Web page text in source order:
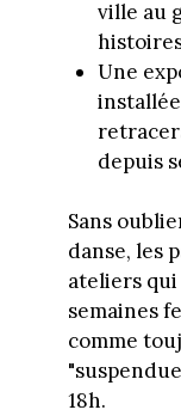
ville au
Une
depuis
Sans
danse, les
ateliers
semaines
comme
18h.